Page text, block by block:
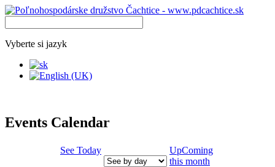
Vyberte si jazyk
Events Calendar
See Today
UpComing
this month